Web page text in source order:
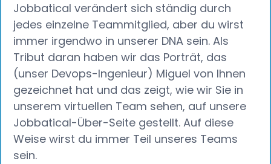
Jobbatical verändert sich ständig durch
jedes einzelne Teammitglied, aber du wirst
immer irgendwo in unserer DNA sein. Als
Tribut daran haben wir das Porträt, das
(unser Devops-Ingenieur) Miguel von Ihnen
gezeichnet hat und das zeigt, wie wir Sie in
unserem virtuellen Team sehen, auf unsere
Jobbatical-Über-Seite gestellt. Auf diese
Weise wirst du immer Teil unseres Teams
sein.